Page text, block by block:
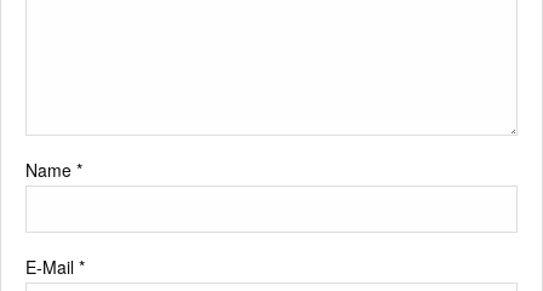
Name *
E-Mail *